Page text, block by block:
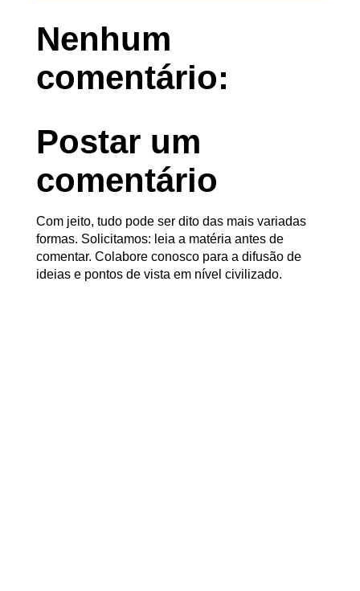
Nenhum
comentário:
Postar um
comentário
Com jeito, tudo pode ser dito das mais variadas
formas. Solicitamos: leia a matéria antes de
comentar. Colabore conosco para a difusão de
ideias e pontos de vista em nível civilizado.